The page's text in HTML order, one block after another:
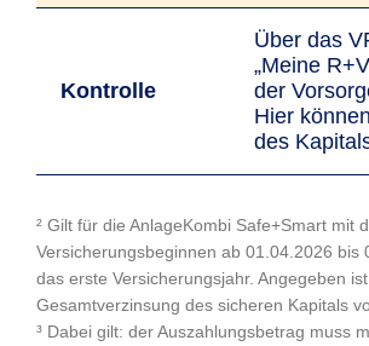
Kon­trolle
Über das
„Meine
der
Hier
des
² Gilt für die AnlageKombi Safe+Smart mit
Versicherungsbeginnen ab 01.04.2026 bis
das erste Versicherungsjahr. Angegeben
Gesamtverzinsung des sicheren Kapitals
³ Dabei gilt: der Auszahlungsbetrag muss